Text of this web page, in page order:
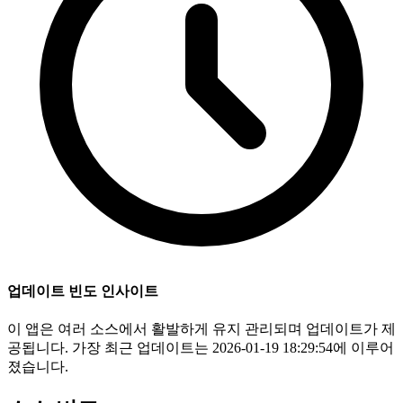
업데이트 빈도 인사이트
이 앱은 여러 소스에서 활발하게 유지 관리되며 업데이트가 제
공됩니다. 가장 최근 업데이트는 2026-01-19 18:29:54에 이루어
졌습니다.